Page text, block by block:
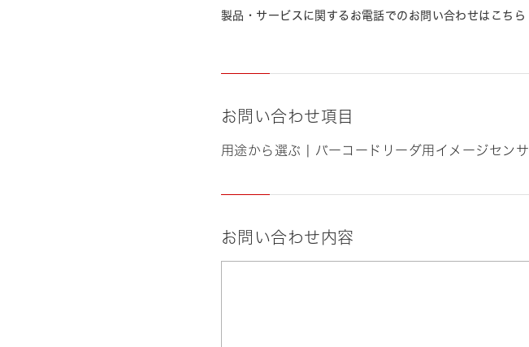
製品・サービスに関するお電話でのお問い合わせはこちら
お問い合わせ項目
用途から選ぶ | バーコードリーダ用イメージセンサ
お問い合わせ内容